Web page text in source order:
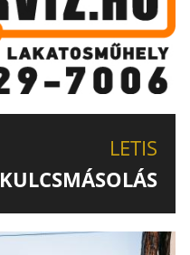
LETIS
KULCSMÁSOLÁS
LETIS-NÉL!